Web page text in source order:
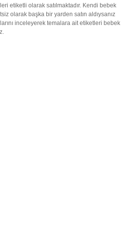
etiketli olarak satılmaktadır. Kendi bebek
olarak başka bir yarden satın aldıysanız
inceleyerek temalara ait etiketleri bebek